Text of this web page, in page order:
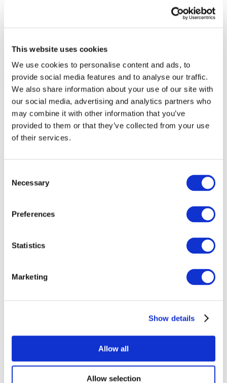
This website uses cookies
We use cookies to personalise content and ads, to
provide social media features and to analyse our traffic.
We also share information about your use of our site with
our social media, advertising and analytics partners who
may combine it with other information that you’ve
provided to them or that they’ve collected from your use
of their services.
Selection
Necessary
Preferences
Statistics
Marketing
Show details
Allow all
Allow selection
Все
мероприятия
Поп-музыка
Рок музыка
Джаз и блюз
Израильская музыка